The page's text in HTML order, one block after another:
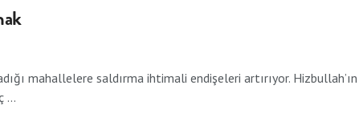
mahallelere saldırma ihtimali endişeleri artırıyor.
...